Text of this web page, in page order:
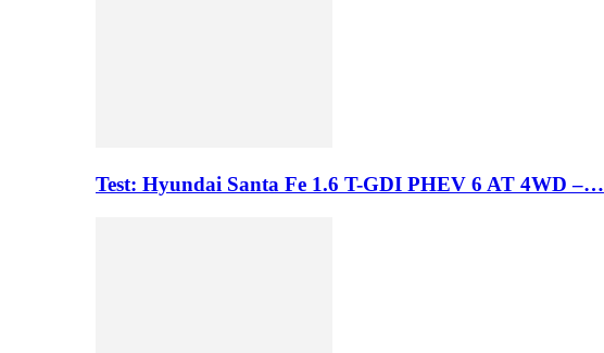
Test: Hyundai Santa Fe 1.6 T-GDI PHEV 6 AT 4WD –…